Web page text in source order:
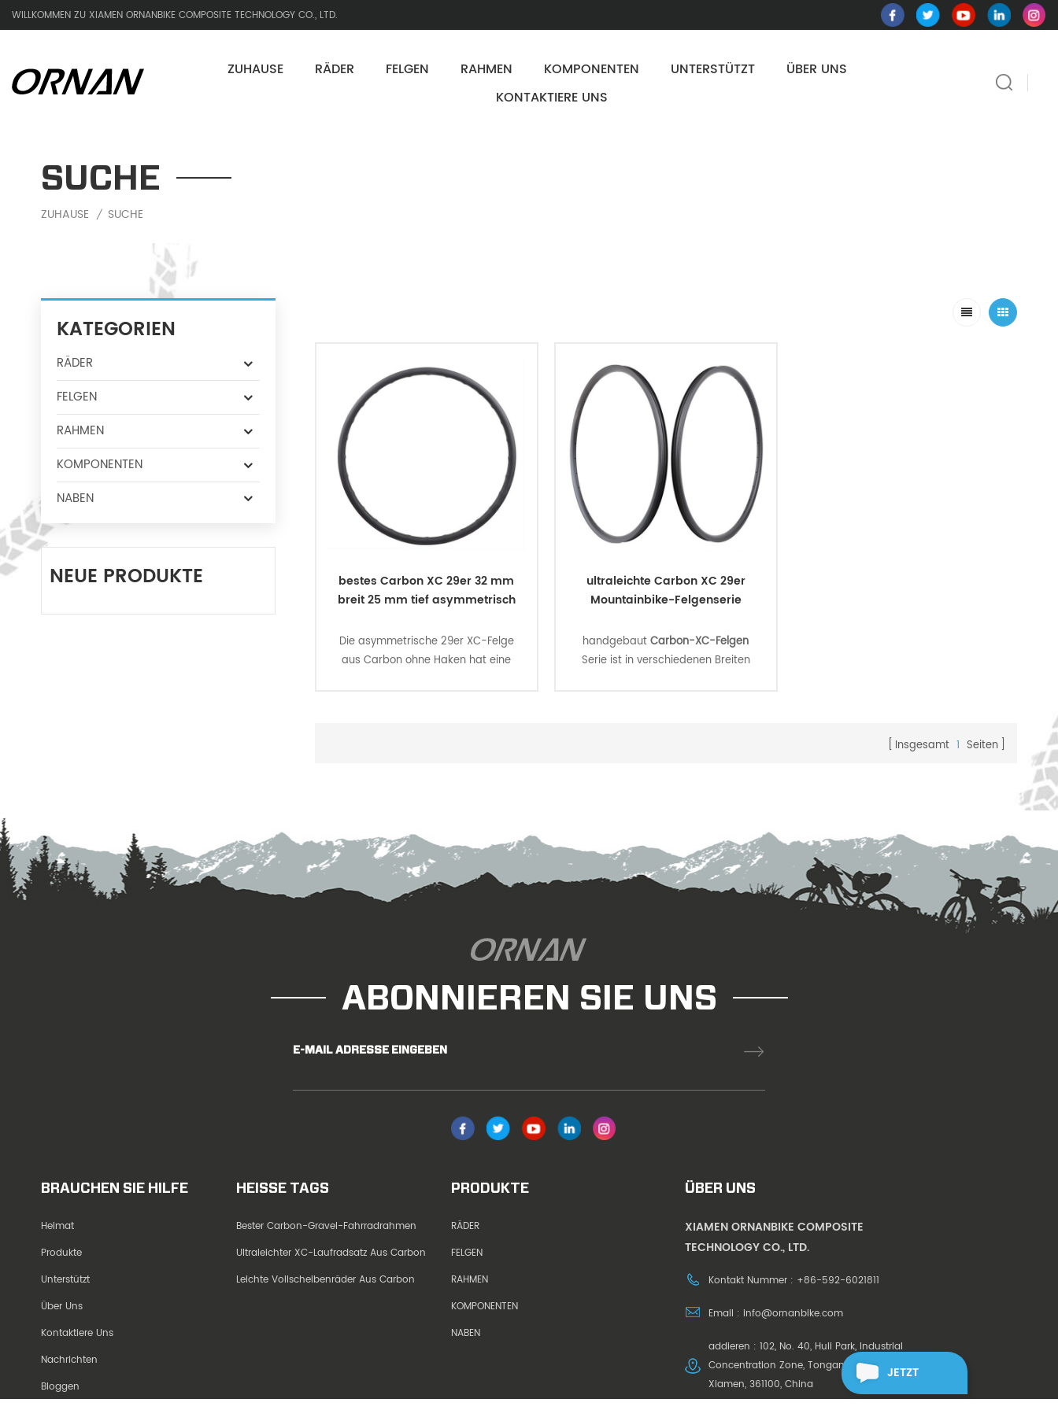
WILLKOMMEN ZU XIAMEN ORNANBIKE COMPOSITE TECHNOLOGY CO., LTD.
ZUHAUSE RÄDER FELGEN RAHMEN KOMPONENTEN UNTERSTÜTZT
ÜBER UNS
KONTAKTIERE UNS
SUCHE
ZUHAUSE / SUCHE
KATEGORIEN
RÄDER
FELGEN
RAHMEN
KOMPONENTEN
NABEN
NEUE PRODUKTE
bestes Carbon XC 29er 32 mm
breit 25 mm tief asymmetrisch
Die asymmetrische 29er XC-Felge
aus Carbon ohne Haken hat eine
ultraleichte Carbon XC 29er
Mountainbike-Felgenserie
handgebautCarbon-XC-Felgen
Serie ist in verschiedenen Breiten
Insgesamt 1 Seiten
ABONNIEREN SIE UNS
E-MAIL ADRESSE EINGEBEN
BRAUCHEN SIE HILFE
Heimat
Produkte
Unterstützt
Über Uns
Kontaktiere Uns
Nachrichten
Bloggen
HEISSE TAGS
Bester Carbon-Gravel-Fahrradrahmen
Ultraleichter XC-Laufradsatz Aus Carbon
Leichte Vollscheibenräder Aus Carbon
PRODUKTE
RÄDER
FELGEN
RAHMEN
KOMPONENTEN
NABEN
ÜBER UNS
XIAMEN ORNANBIKE COMPOSITE
TECHNOLOGY CO., LTD.
Kontakt Nummer : +86-592-6021811
Email : info@ornanbike.com
addieren : 102, No. 40, Huli Park, Industrial
Concentration Zone, Tongan District,
Xiamen, 361100, China
JETZT